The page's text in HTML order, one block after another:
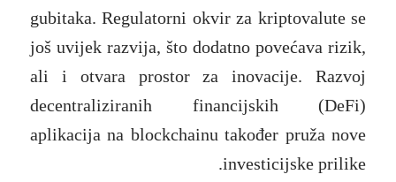
gubitaka. Regulatorni okvir za kriptovalute se
još uvijek razvija, što dodatno povećava rizik,
ali i otvara prostor za inovacije. Razvoj
decentraliziranih financijskih (DeFi)
aplikacija na blockchainu također pruža nove
investicijske prilike.